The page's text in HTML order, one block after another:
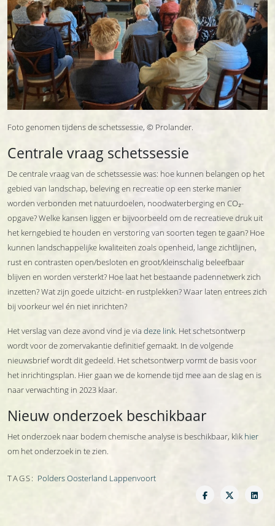
Foto genomen tijdens de schetssessie, © Prolander.
Centrale vraag schetssessie
De centrale vraag van de schetssessie was: hoe kunnen belangen op het
gebied van landschap, beleving en recreatie op een sterke manier
worden verbonden met natuurdoelen, noodwaterberging en CO₂-
opgave? Welke kansen liggen er bijvoorbeeld om de recreatieve druk uit
het kerngebied te houden en verstoring van soorten tegen te gaan? Hoe
kunnen landschappelijke kwaliteiten zoals openheid, lange zichtlijnen,
rust en contrasten open/besloten en groot/kleinschalig beleefbaar
blijven en worden versterkt? Hoe laat het bestaande padennetwerk zich
inzetten? Wat zijn goede uitzicht- en rustplekken? Waar laten entrees zich
bij voorkeur wel én niet inrichten?
Het verslag van deze avond vind je via deze link. Het schetsontwerp
wordt voor de zomervakantie definitief gemaakt. In de volgende
nieuwsbrief wordt dit gedeeld. Het schetsontwerp vormt de basis voor
het inrichtingsplan. Hier gaan we de komende tijd mee aan de slag en is
naar verwachting in 2023 klaar.
Nieuw onderzoek beschikbaar
Het onderzoek naar bodem chemische analyse is beschikbaar, klik hier
om het onderzoek in te zien.
TAGS: Polders Oosterland Lappenvoort